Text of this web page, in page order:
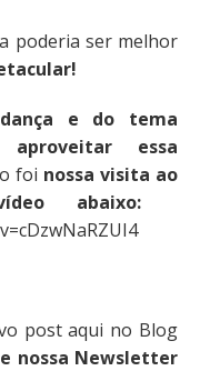
poderia ser melhor
e do tema
essa
foi nossa visita ao
abaixo:
post aqui no Blog
nossa Newsletter